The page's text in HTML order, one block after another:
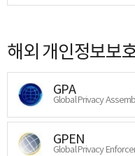
해외 개인정보보
GPA
Global Privacy
GPEN
Global Privacy